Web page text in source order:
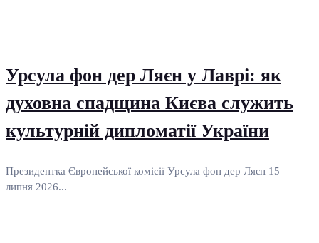
Урсула фон дер Ляєн у Лаврі: як
духовна спадщина Києва служить
культурній дипломатії України
Президентка Європейської комісії Урсула фон дер Ляєн 15
липня 2026...